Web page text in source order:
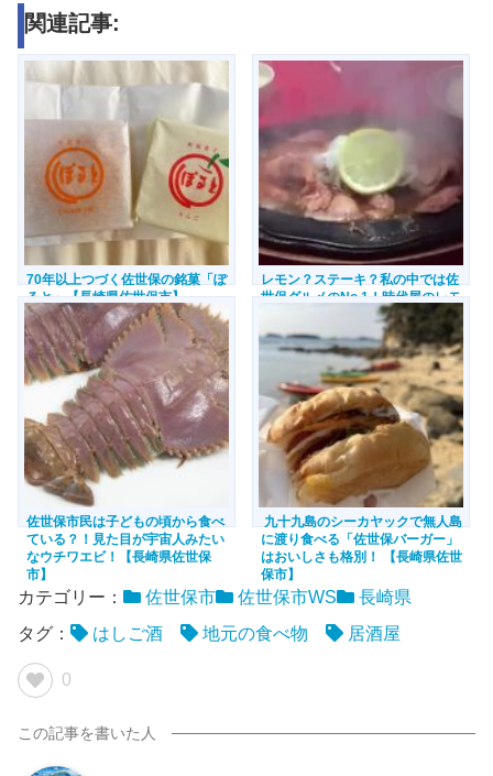
関連記事:
70年以上つづく佐世保の銘菓「ぽ
ると」【長崎県佐世保市】
レモン？ステーキ？私の中では佐
世保グルメのNo.1！時代屋のレモ
ンステーキ！【長崎県佐世保市】
佐世保市民は子どもの頃から食べ
ている？！見た目が宇宙人みたい
なウチワエビ！【長崎県佐世保
市】
九十九島のシーカヤックで無人島
に渡り食べる「佐世保バーガー」
はおいしさも格別！ 【長崎県佐世
保市】
カテゴリー： 佐世保市 佐世保市WS
長崎県
タグ：
はしご酒 地元の食べ物 居酒屋
0